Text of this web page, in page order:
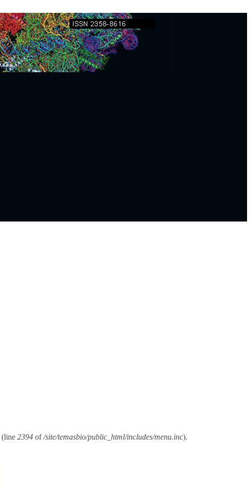
(line 2394 of/site/temasbio/public_html/includes/menu.inc).